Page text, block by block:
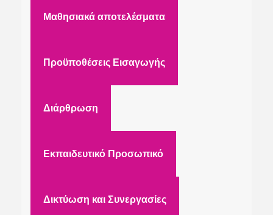
Μαθησιακά αποτελέσματα
Προϋποθέσεις Εισαγωγής
Διάρθρωση
Εκπαιδευτικό Προσωπικό
Δικτύωση και Συνεργασίες